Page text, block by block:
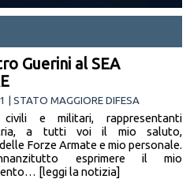
Guerini al SEA
STATO MAGGIORE DIFESA
e militari, rappresentanti
a tutti voi il mio saluto,
Forze Armate e mio personale.
esprimere il mio
[leggi la notizia]